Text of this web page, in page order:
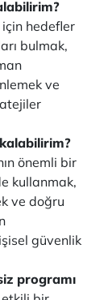
hedefler
bulmak,
ve
önemli bir
kullanmak,
ve doğru
güvenlik
programı